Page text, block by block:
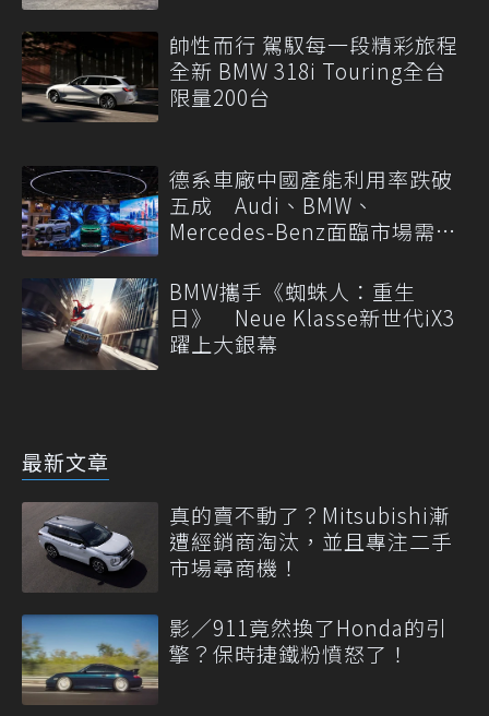
帥性而行 駕馭每一段精彩旅程
全新 BMW 318i Touring全台
限量200台
德系車廠中國產能利用率跌破
五成 Audi、BMW、
Mercedes-Benz面臨市場需求
BMW攜手《蜘蛛人：重生
日》 Neue Klasse新世代iX3
躍上大銀幕
最新文章
真的賣不動了？Mitsubishi漸
遭經銷商淘汰，並且專注二手
市場尋商機！
影／911竟然換了Honda的引
擎？保時捷鐵粉憤怒了！